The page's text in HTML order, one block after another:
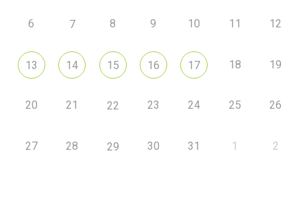
6 7 8 9 10 11 12
13 14 15 16 17 18 19
20 21 22 23 24 25 26
27 28 29 30 31 1 2